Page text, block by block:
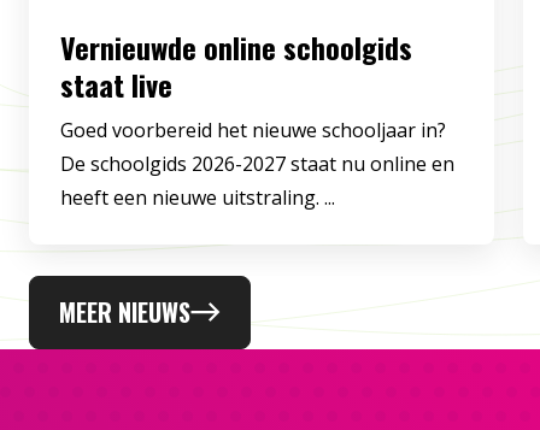
Vernieuwde online schoolgids
staat live
Goed voorbereid het nieuwe schooljaar in?
De schoolgids 2026-2027 staat nu online en
heeft een nieuwe uitstraling. ...
MEER NIEUWS